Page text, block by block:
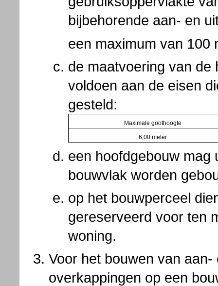
bijbehorende aan- en
een maximum van 100
de maatvoering van de
voldoen aan de eisen
gesteld:
Maximale goothoogte
6,00 meter
een hoofdgebouw mag
bouwvlak worden
op het bouwperceel
gereserveerd voor ten
woning.
Voor het bouwen van
overkappingen op een